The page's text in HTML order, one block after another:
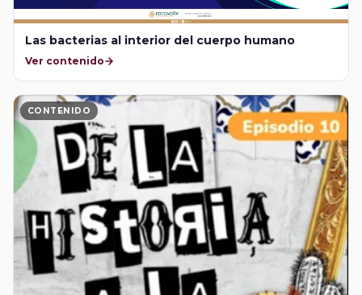
Las bacterias al interior del cuerpo humano
Ver contenido
CONTENIDO